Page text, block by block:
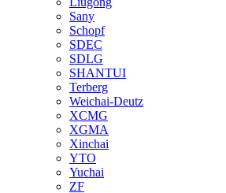
Sany
Schopf
SDEC
SDLG
SHANTUI
Terberg
Weichai-Deutz
XCMG
XGMA
Xinchai
YTO
Yuchai
ZF